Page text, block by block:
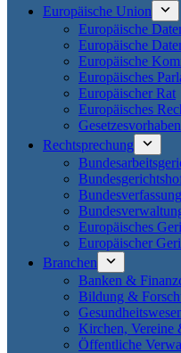
Europäische Union
Europäische
Europäische
Europäische
Europäisches
Europäischer Rat
Europäisches
Gesetzesvorhaben
Rechtsprechung
Europäisches
Europäischer
Branchen
Banken &
Bildung &
Kirchen, Vereine
Öffentliche